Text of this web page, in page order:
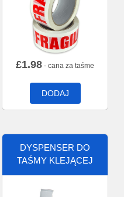
£1.98 - cana za taśme
DODAJ
DYSPENSER DO
TAŚMY KLEJĄCEJ